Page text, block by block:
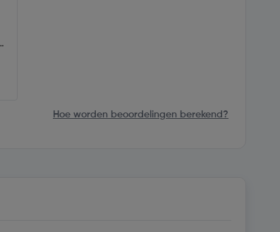
Hoe worden beoordelingen berekend?